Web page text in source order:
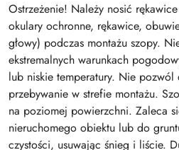
Ostrzeżenie! Należy nosić
okulary ochronne, rękawice,
głowy) podczas montażu szopy.
ekstremalnych warunkach
lub niskie temperatury. Nie
przebywanie w strefie montażu.
na poziomej powierzchni. Zaleca
nieruchomego obiektu lub do
czystości, usuwając śnieg i liście.